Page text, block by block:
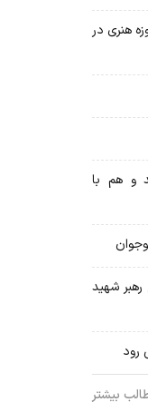
هنری در
و هم با
شهید
رود
بیشتر